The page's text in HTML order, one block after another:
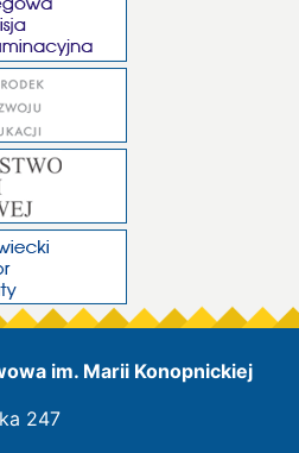
im. Marii Konopnickiej
247